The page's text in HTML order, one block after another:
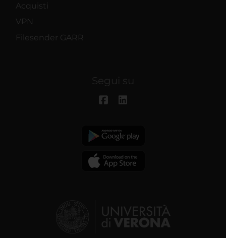
Acquisti
VPN
Filesender GARR
Segui su